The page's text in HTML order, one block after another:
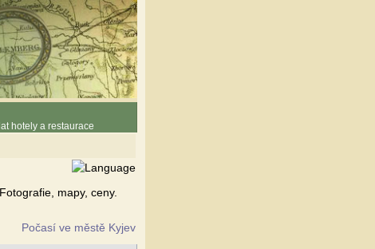
hotely a restaurace
mapy, ceny.
Počasí ve městě Kyjev